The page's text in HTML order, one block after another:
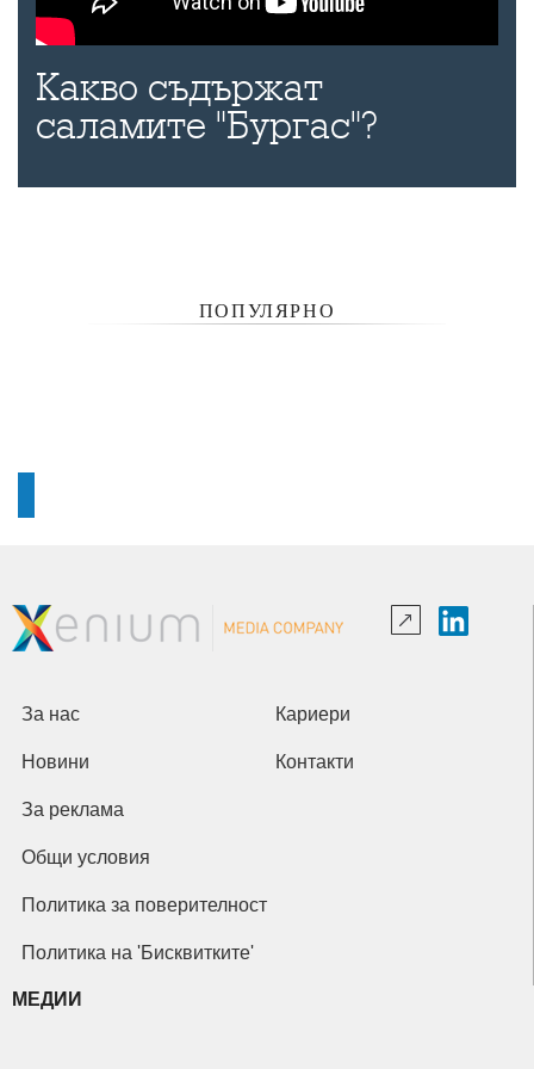
Какво съдържат
саламите "Бургас"?
ПОПУЛЯРНО
За нас Кариери
Новини Контакти
За реклама
Общи условия
Политика за поверителност
Политика на 'Бисквитките'
МЕДИИ